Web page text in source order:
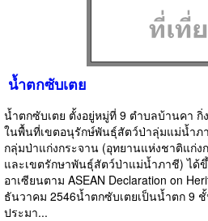
น้ำตกซับเตย
น้ำตกซับเตย ตั้งอยู่หมู่ที่ 9 ตำบลบ้านคา กิ่
ในพื้นที่เขตอนุรักษ์พันธุ์สัตว์ป่าลุ่มแม่น้ำภ
กลุ่มป่าแก่งกระจาน (อุทยานแห่งชาติแก่
และเขตรักษาพันธุ์สัตว์ป่าแม่น้ำภาชี) ได้
อาเซียนตาม ASEAN Declaration on
ธันวาคม 2546น้ำตกซับเตยเป็นน้ำตก 9
ประมา...